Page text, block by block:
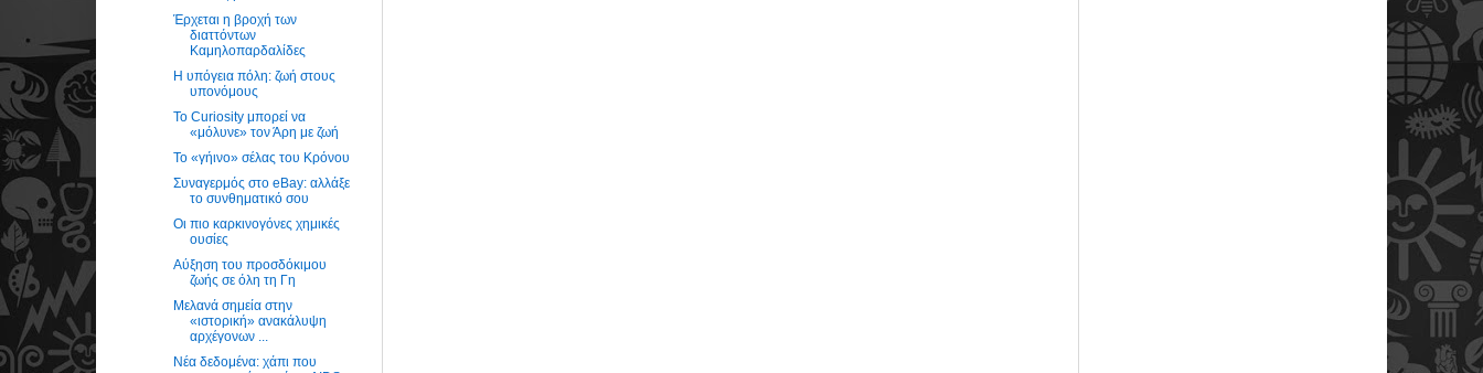
Έρχεται η βροχή των
διαττόντων
Καμηλοπαρδαλίδες
Η υπόγεια πόλη: ζωή στους
υπονόμους
Το Curiosity μπορεί να
«μόλυνε» τον Άρη με ζωή
Το «γήινο» σέλας του Κρόνου
Συναγερμός στο eBay: αλλάξε
το συνθηματικό σου
Οι πιο καρκινογόνες χημικές
ουσίες
Αύξηση του προσδόκιμου
ζωής σε όλη τη Γη
Μελανά σημεία στην
«ιστορική» ανακάλυψη
αρχέγονων ...
Νέα δεδομένα: χάπι που